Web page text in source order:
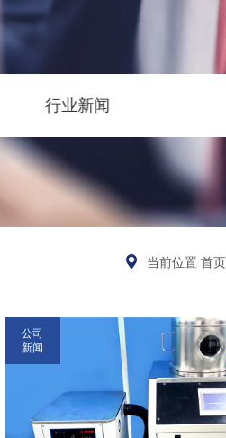
行业新闻
当前位置 首页
公司
新闻